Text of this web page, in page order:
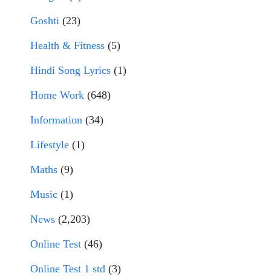
Goshti (23)
Health & Fitness (5)
Hindi Song Lyrics (1)
Home Work (648)
Information (34)
Lifestyle (1)
Maths (9)
Music (1)
News (2,203)
Online Test (46)
Online Test 1 std (3)